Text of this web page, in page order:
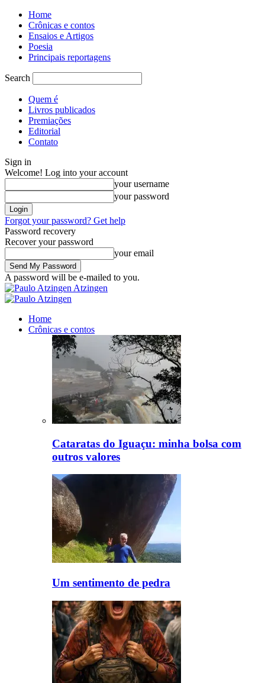
Home
Crônicas e contos
Ensaios e Artigos
Poesia
Principais reportagens
Search
Quem é
Livros publicados
Premiações
Editorial
Contato
Sign in
Welcome! Log into your account
your username
your password
Forgot your password? Get help
Password recovery
Recover your password
your email
A password will be e-mailed to you.
Atzingen
Home
Crônicas e contos
Cataratas do Iguaçu: minha bolsa com
outros valores
Um sentimento de pedra